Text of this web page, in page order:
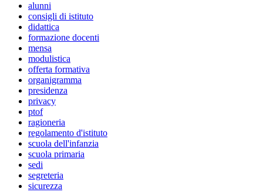
alunni
consigli di istituto
didattica
formazione docenti
mensa
modulistica
offerta formativa
organigramma
presidenza
privacy
ptof
ragioneria
regolamento d'istituto
scuola dell'infanzia
scuola primaria
sedi
segreteria
sicurezza